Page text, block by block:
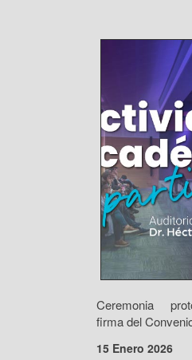
Ceremonia
firma del
15 Enero 2026